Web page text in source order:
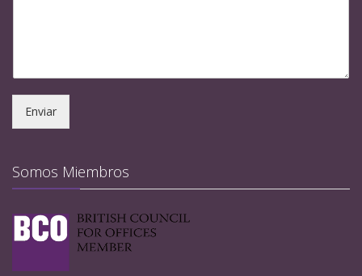
Enviar
Somos Miembros